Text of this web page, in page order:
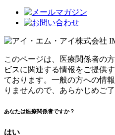
このページは、医療関係者の
ビスに関連する情報をご提供
ております。一般の方への情
りませんので、あらかじめご了
あなたは医療関係者ですか？
はい